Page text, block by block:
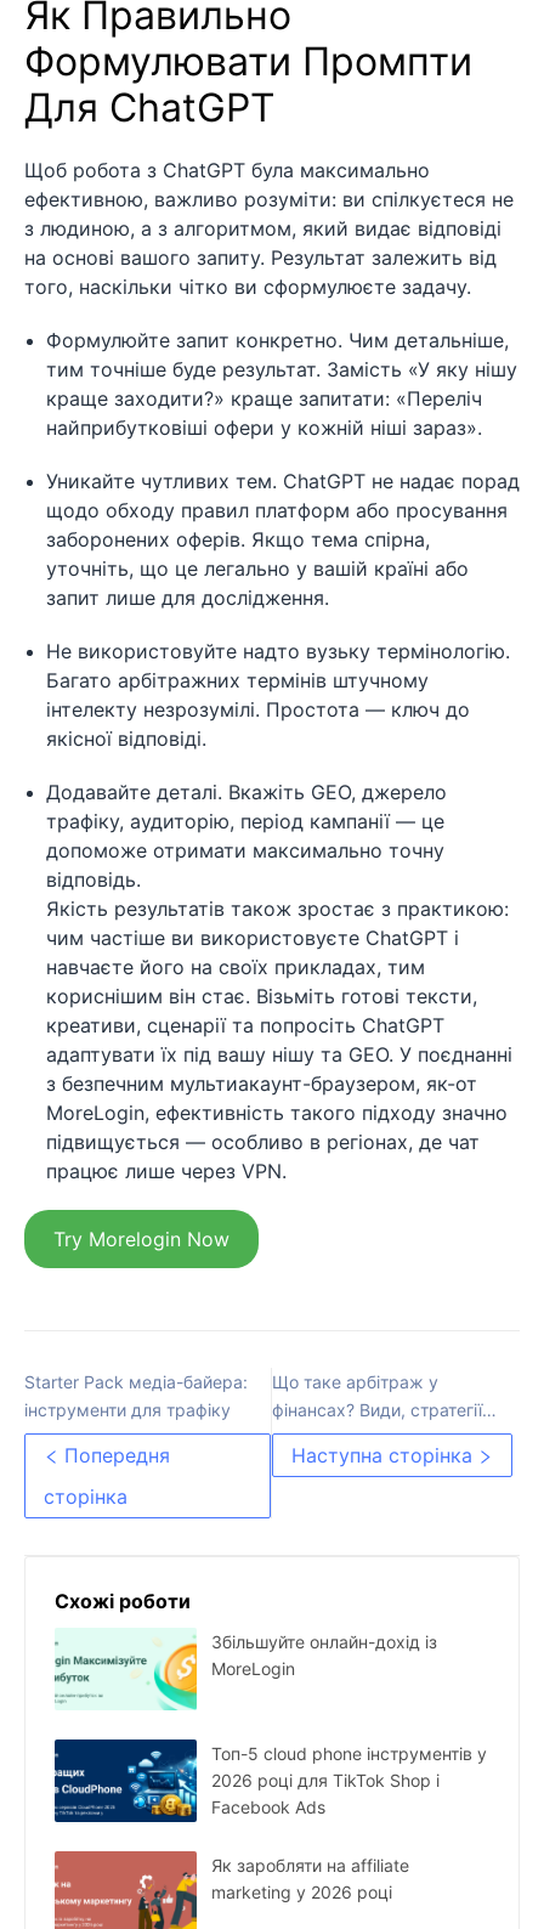
Як Правильно
Формулювати Промпти
Для ChatGPT
Щоб робота з ChatGPT була максимально
ефективною, важливо розуміти: ви спілкуєтеся не
з людиною, а з алгоритмом, який видає відповіді
на основі вашого запиту. Результат залежить від
того, наскільки чітко ви сформулюєте задачу.
Формулюйте запит конкретно. Чим детальніше,
тим точніше буде результат. Замість «У яку нішу
краще заходити?» краще запитати: «Переліч
найприбутковіші офери у кожній ніші зараз».
Уникайте чутливих тем. ChatGPT не надає порад
щодо обходу правил платформ або просування
заборонених оферів. Якщо тема спірна,
уточніть, що це легально у вашій країні або
запит лише для дослідження.
Не використовуйте надто вузьку термінологію.
Багато арбітражних термінів штучному
інтелекту незрозумілі. Простота — ключ до
якісної відповіді.
Додавайте деталі. Вкажіть GEO, джерело
трафіку, аудиторію, період кампанії — це
допоможе отримати максимально точну
відповідь.
Якість результатів також зростає з практикою:
чим частіше ви використовуєте ChatGPT і
навчаєте його на своїх прикладах, тим
кориснішим він стає. Візьміть готові тексти,
креативи, сценарії та попросіть ChatGPT
адаптувати їх під вашу нішу та GEO. У поєднанні
з безпечним мультиакаунт-браузером, як-от
MoreLogin, ефективність такого підходу значно
підвищується — особливо в регіонах, де чат
працює лише через VPN.
Try Morelogin Now
Starter Pack медіа-байера:
інструменти для трафіку
Попередня
сторінка
Що таке арбітраж у
фінансах? Види, стратегії
та переваги
Наступна сторінка
Схожі роботи
Збільшуйте онлайн-дохід із
MoreLogin
Топ-5 cloud phone інструментів у
2026 році для TikTok Shop і
Facebook Ads
Як заробляти на affiliate
marketing у 2026 році